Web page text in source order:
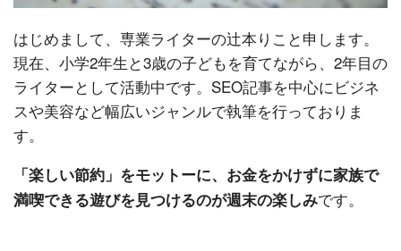
はじめまして、専業ライターの辻本りこと申します。
現在、小学2年生と3歳の子どもを育てながら、2年目の
ライターとして活動中です。SEO記事を中心にビジネ
スや美容など幅広いジャンルで執筆を行っておりま
す。
「楽しい節約」をモットーに、お金をかけずに家族で
満喫できる遊びを見つけるのが週末の楽しみです。